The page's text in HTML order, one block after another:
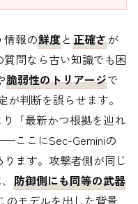
情報の鮮度と 正確さが
問なら古い知識でも困
脆弱性のトリアージで
が判断を誤らせます。
「最新かつ根拠を辿れ
ここにSec-Geminiの
ます。攻撃者側が同じ
防御側にも同等の武器